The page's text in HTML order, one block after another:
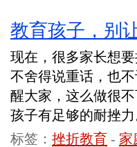
教育孩子，别
现在，很多家长想
不舍得说重话，也
醒大家，这么做很
孩子有足够的耐挫力
标签： 挫折教育 - 家